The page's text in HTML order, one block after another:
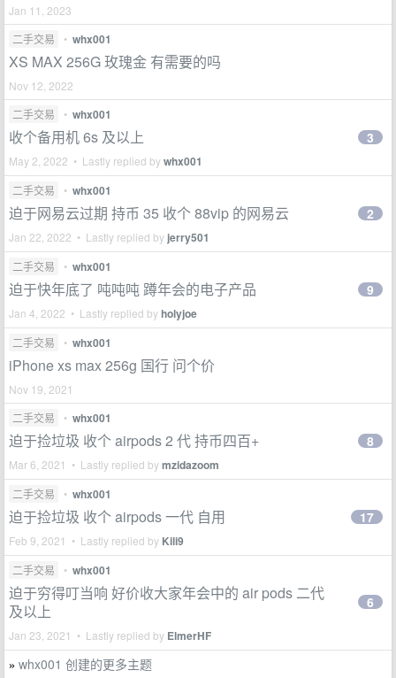
Jan 11, 2023
二手交易
• whx001
XS MAX 256G 玫瑰金 有需要的吗
Nov 12, 2022
二手交易
• whx001
收个备用机 6s 及以上
May 2, 2022 • Lastly replied bywhx001
3
二手交易 • whx001
迫于网易云过期 持币 35 收个 88vip 的网易云
Jan 22, 2022 • Lastly replied by jerry501
2
二手交易 • whx001
迫于快年底了 吨吨吨 蹲年会的电子产品
Jan 4, 2022 • Lastly replied byholyjoe
9
二手交易 • whx001
iPhone xs max 256g 国行 问个价
Nov 19, 2021
二手交易
• whx001
迫于捡垃圾 收个 airpods 2 代 持币四百+
Mar 6, 2021 • Lastly replied bymzidazoom
8
二手交易 • whx001
迫于捡垃圾 收个 airpods 一代 自用
Feb 9, 2021 • Lastly replied by Kili9
17
二手交易 • whx001
迫于穷得叮当响 好价收大家年会中的 air pods 二代
及以上
Jan 23, 2021 • Lastly replied by ElmerHF
6
» whx001 创建的更多主题